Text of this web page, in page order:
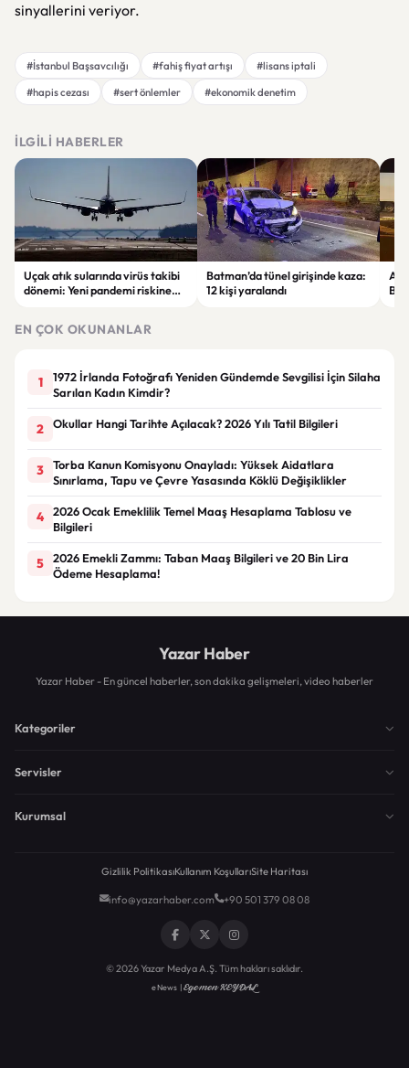
sinyallerini veriyor.
#İstanbul Başsavcılığı #fahiş fiyat artışı
#lisans iptali
#hapis cezası
#sert önlemler #ekonomik denetim
İLGILI HABERLER
Uçak atık sularında virüs takibi
dönemi: Yeni pandemi riskine
Batman’da tünel girişinde kaza:
12 kişi yaralandı
EN ÇOK OKUNANLAR
1
1972 İrlanda Fotoğrafı Yeniden Gündemde Sevgilisi İçin Silaha
Sarılan Kadın Kimdir?
2 Okullar Hangi Tarihte Açılacak? 2026 Yılı Tatil Bilgileri
3
Torba Kanun Komisyonu Onayladı: Yüksek Aidatlara
Sınırlama, Tapu ve Çevre Yasasında Köklü Değişiklikler
4
2026 Ocak Emeklilik Temel Maaş Hesaplama Tablosu ve
Bilgileri
5
2026 Emekli Zammı: Taban Maaş Bilgileri ve 20 Bin Lira
Ödeme Hesaplama!
Yazar Haber
Yazar Haber - En güncel haberler, son dakika gelişmeleri, video haberler
Kategoriler
Servisler
Kurumsal
Gizlilik PolitikasıKullanım KoşullarıSite Haritası
info@yazarhaber.com +90 501 379 08 08
© 2026 Yazar Medya A.Ş. Tüm hakları saklıdır.
eNews |Egemen KEYDAL